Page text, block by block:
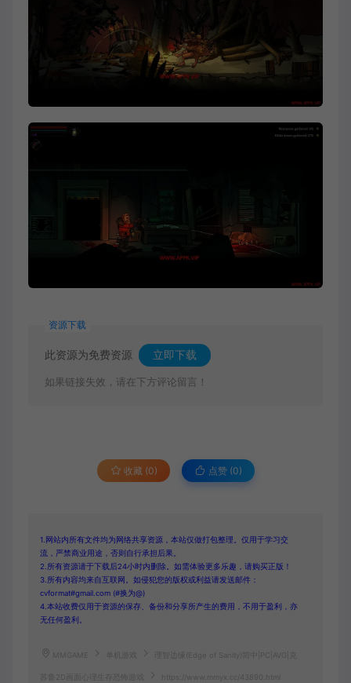
资源下载
此资源为免费资源 立即下载
如果链接失效，请在下方评论留言！
收藏 (0) 点赞 (0)
1.网站内所有文件均为网络共享资源，本站仅做打包整理。仅用于学习交
流，严禁商业用途，否则自行承担后果。
2.所有资源请于下载后24小时内删除。如需体验更多乐趣，请购买正版！
3.所有内容均来自互联网。如侵犯您的版权或利益请发送邮件：
cvformat#gmail.com (#换为@)
4.本站收费仅用于资源的保存、备份和分享所产生的费用，不用于盈利，亦
无任何盈利。
MMGAME 理智边缘(Edge of Sanity)简中|PC|AVG|克
苏鲁2D画面心理生存恐怖游戏 https://www.mmyx.cc/43890.html